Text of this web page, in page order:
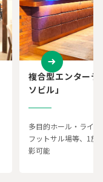
複合型エンター
ソビル」
多目的ホール・ライ
フットサル場等、1施
影可能